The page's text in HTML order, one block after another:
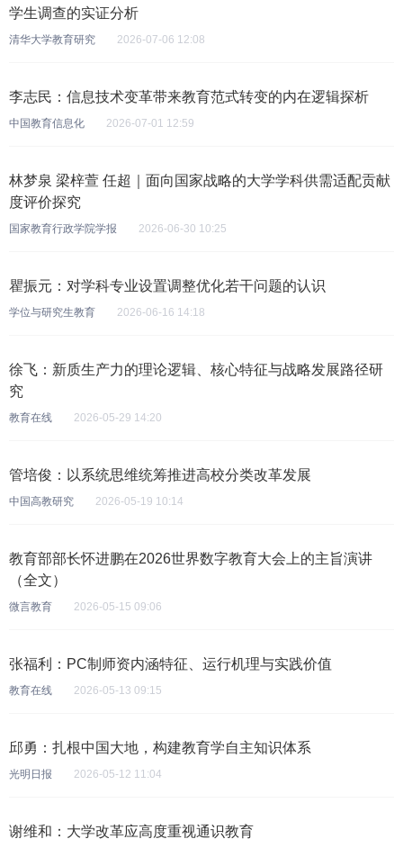
学生调查的实证分析
清华大学教育研究 2026-07-06 12:08
李志民：信息技术变革带来教育范式转变的内在逻辑探析
中国教育信息化 2026-07-01 12:59
林梦泉 梁梓萱 任超｜面向国家战略的大学学科供需适配贡献
度评价探究
国家教育行政学院学报 2026-06-30 10:25
瞿振元：对学科专业设置调整优化若干问题的认识
学位与研究生教育 2026-06-16 14:18
徐飞：新质生产力的理论逻辑、核心特征与战略发展路径研
究
教育在线 2026-05-29 14:20
管培俊：以系统思维统筹推进高校分类改革发展
中国高教研究 2026-05-19 10:14
教育部部长怀进鹏在2026世界数字教育大会上的主旨演讲
（全文）
微言教育 2026-05-15 09:06
张福利：PC制师资内涵特征、运行机理与实践价值
教育在线 2026-05-13 09:15
邱勇：扎根中国大地，构建教育学自主知识体系
光明日报 2026-05-12 11:04
谢维和：大学改革应高度重视通识教育